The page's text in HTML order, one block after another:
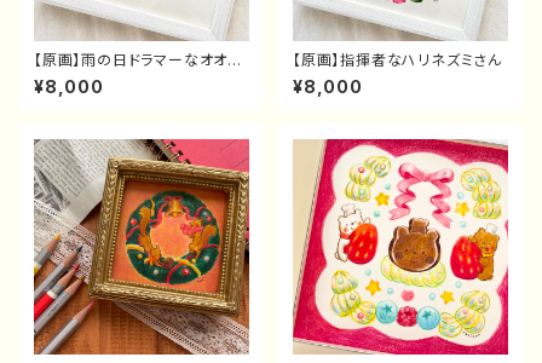
【原画】雨の日ドラマーなオオカ
ミさん
¥8,000
【原画】指揮者なハリネズミさん
¥8,000